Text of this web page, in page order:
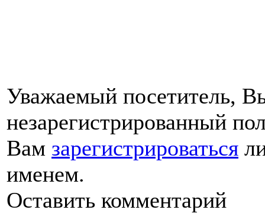
Уважаемый посетитель,
незарегистрированный
Вам зарегистрироваться
именем.
Оставить комментарий